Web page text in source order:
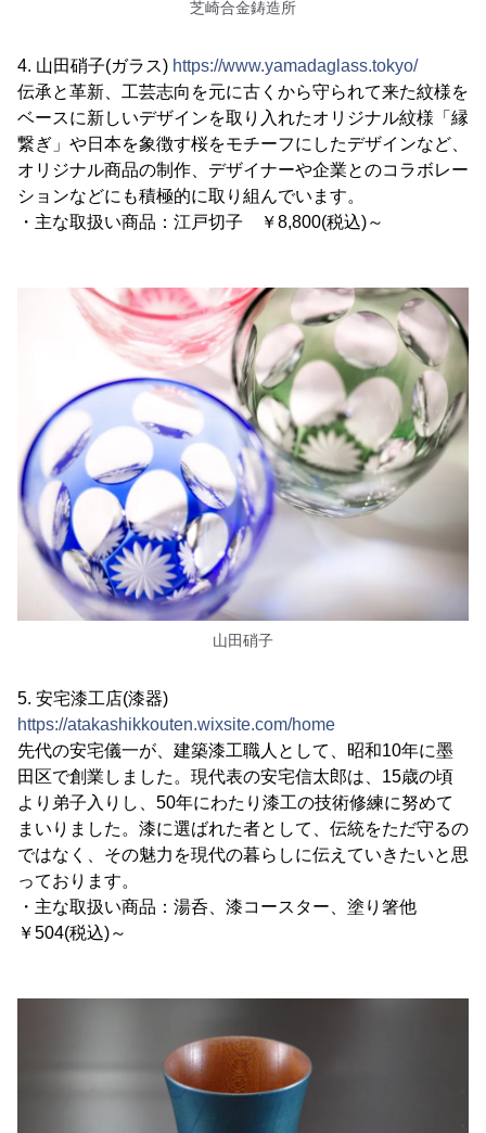
芝崎合金鋳造所
4. 山田硝子(ガラス) https://www.yamadaglass.tokyo/
伝承と革新、工芸志向を元に古くから守られて来た紋様を
ベースに新しいデザインを取り入れたオリジナル紋様「縁
繋ぎ」や日本を象徴す桜をモチーフにしたデザインなど、
オリジナル商品の制作、デザイナーや企業とのコラボレー
ションなどにも積極的に取り組んでいます。
・主な取扱い商品：江戸切子 ￥8,800(税込)～
山田硝子
5. 安宅漆工店(漆器)
https://atakashikkouten.wixsite.com/home
先代の安宅儀一が、建築漆工職人として、昭和10年に墨
田区で創業しました。現代表の安宅信太郎は、15歳の頃
より弟子入りし、50年にわたり漆工の技術修練に努めて
まいりました。漆に選ばれた者として、伝統をただ守るの
ではなく、その魅力を現代の暮らしに伝えていきたいと思
っております。
・主な取扱い商品：湯呑、漆コースター、塗り箸他
￥504(税込)～